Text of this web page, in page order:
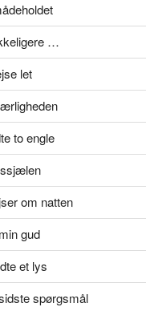
…
let
to engle
om natten
gud
et lys
spørgsmål